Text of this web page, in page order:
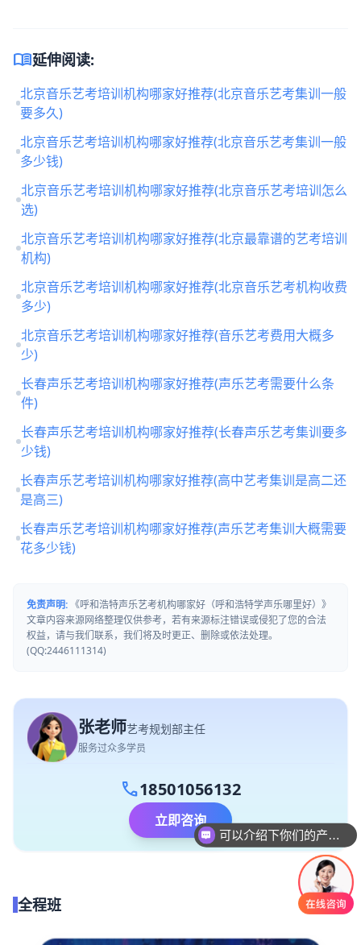
menu_book延伸阅读:
北京音乐艺考培训机构哪家好推荐(北京音乐艺考集训一般
要多久)
北京音乐艺考培训机构哪家好推荐(北京音乐艺考集训一般
多少钱)
北京音乐艺考培训机构哪家好推荐(北京音乐艺考培训怎么
选)
北京音乐艺考培训机构哪家好推荐(北京最靠谱的艺考培训
机构)
北京音乐艺考培训机构哪家好推荐(北京音乐艺考机构收费
多少)
北京音乐艺考培训机构哪家好推荐(音乐艺考费用大概多
少)
长春声乐艺考培训机构哪家好推荐(声乐艺考需要什么条
件)
长春声乐艺考培训机构哪家好推荐(长春声乐艺考集训要多
少钱)
长春声乐艺考培训机构哪家好推荐(高中艺考集训是高二还
是高三)
长春声乐艺考培训机构哪家好推荐(声乐艺考集训大概需要
花多少钱)
免责声明: 《呼和浩特声乐艺考机构哪家好（呼和浩特学声乐哪里好）》
文章内容来源网络整理仅供参考，若有来源标注错误或侵犯了您的合法
权益，请与我们联系，我们将及时更正、删除或依法处理。
(QQ:2446111314)
张老师艺考规划部主任
服务过众多学员
call18501056132
立即咨询
全程班
可以介绍下你们的产品么
你们是怎么收费的呢